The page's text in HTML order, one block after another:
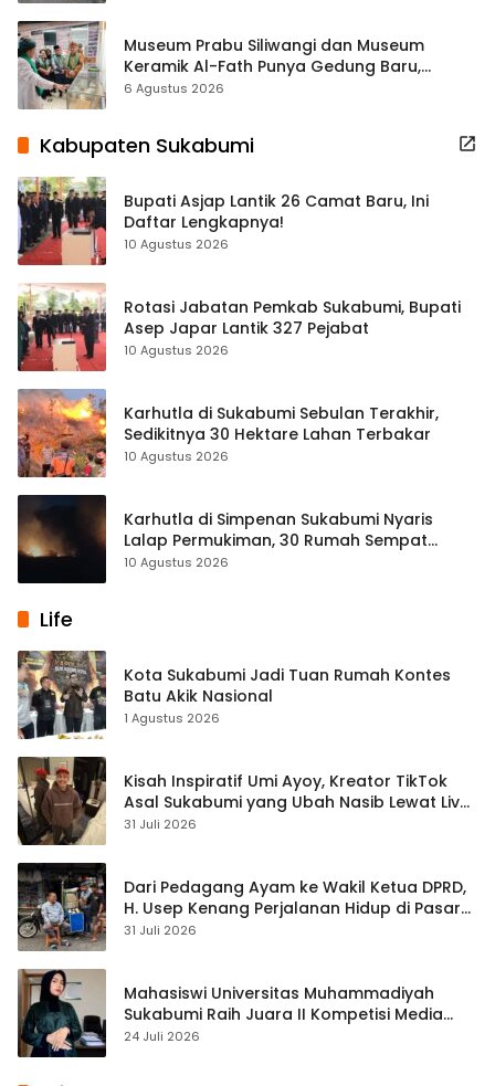
Museum Prabu Siliwangi dan Museum
Keramik Al-Fath Punya Gedung Baru,
Hampir 500 Koleksi Dipisahkan
6 Agustus 2026
Kabupaten Sukabumi
Bupati Asjap Lantik 26 Camat Baru, Ini
Daftar Lengkapnya!
10 Agustus 2026
Rotasi Jabatan Pemkab Sukabumi, Bupati
Asep Japar Lantik 327 Pejabat
10 Agustus 2026
Karhutla di Sukabumi Sebulan Terakhir,
Sedikitnya 30 Hektare Lahan Terbakar
10 Agustus 2026
Karhutla di Simpenan Sukabumi Nyaris
Lalap Permukiman, 30 Rumah Sempat
Terancam
10 Agustus 2026
Life
Kota Sukabumi Jadi Tuan Rumah Kontes
Batu Akik Nasional
1 Agustus 2026
Kisah Inspiratif Umi Ayoy, Kreator TikTok
Asal Sukabumi yang Ubah Nasib Lewat Live
Streaming
31 Juli 2026
Dari Pedagang Ayam ke Wakil Ketua DPRD,
H. Usep Kenang Perjalanan Hidup di Pasar
Cisaat
31 Juli 2026
Mahasiswi Universitas Muhammadiyah
Sukabumi Raih Juara II Kompetisi Media
Pembelajaran Digital Tingkat Internasional
24 Juli 2026